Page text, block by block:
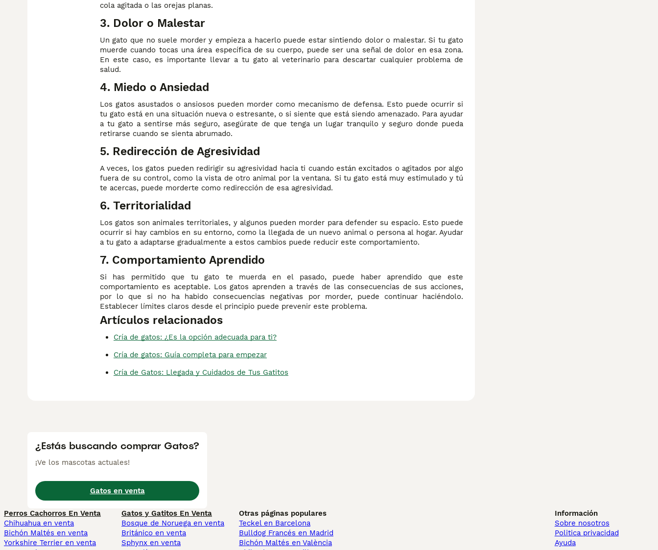
cola agitada o las orejas planas.
3. Dolor o Malestar
Un gato que no suele morder y empieza a hacerlo puede estar sintiendo dolor o malestar. Si tu gato
muerde cuando tocas una área específica de su cuerpo, puede ser una señal de dolor en esa zona.
En este caso, es importante llevar a tu gato al veterinario para descartar cualquier problema de
salud.
4. Miedo o Ansiedad
Los gatos asustados o ansiosos pueden morder como mecanismo de defensa. Esto puede ocurrir si
tu gato está en una situación nueva o estresante, o si siente que está siendo amenazado. Para ayudar
a tu gato a sentirse más seguro, asegúrate de que tenga un lugar tranquilo y seguro donde pueda
retirarse cuando se sienta abrumado.
5. Redirección de Agresividad
A veces, los gatos pueden redirigir su agresividad hacia ti cuando están excitados o agitados por algo
fuera de su control, como la vista de otro animal por la ventana. Si tu gato está muy estimulado y tú
te acercas, puede morderte como redirección de esa agresividad.
6. Territorialidad
Los gatos son animales territoriales, y algunos pueden morder para defender su espacio. Esto puede
ocurrir si hay cambios en su entorno, como la llegada de un nuevo animal o persona al hogar. Ayudar
a tu gato a adaptarse gradualmente a estos cambios puede reducir este comportamiento.
7. Comportamiento Aprendido
Si has permitido que tu gato te muerda en el pasado, puede haber aprendido que este
comportamiento es aceptable. Los gatos aprenden a través de las consecuencias de sus acciones,
por lo que si no ha habido consecuencias negativas por morder, puede continuar haciéndolo.
Establecer límites claros desde el principio puede prevenir este problema.
Artículos relacionados
Cría de gatos: ¿Es la opción adecuada para ti?
Cría de gatos: Guía completa para empezar
Cría de Gatos: Llegada y Cuidados de Tus Gatitos
¿Estás buscando comprar Gatos?
¡Ve los mascotas actuales!
Gatos en venta
Perros Cachorros En Venta
Chihuahua en venta
Bichón Maltés en venta
Yorkshire Terrier en venta
Gatos y Gatitos En Venta
Bosque de Noruega en venta
Británico en venta
Sphynx en venta
Otras páginas populares
Teckel en Barcelona
Bulldog Francés en Madrid
Bichón Maltés en València
Información
Sobre nosotros
Politica privacidad
Ayuda